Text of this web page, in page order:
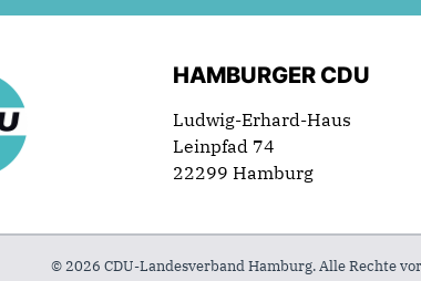
HAMBURGER CDU
Ludwig-Erhard-Haus
Leinpfad 74
22299 Hamburg
© 2026 CDU-Landesverband Hamburg. Alle Rechte